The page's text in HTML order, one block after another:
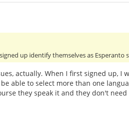
up identify themselves as Esperanto
actually. When I first signed up,
able to select more than one
they speak it and they don't